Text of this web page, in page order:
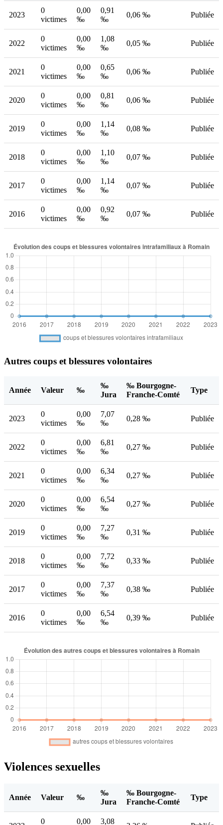
2023
0
victimes
0,00
‰
0,91
‰
0,06 ‰ Publiée
2022
0
victimes
0,00
‰
1,08
‰
0,05 ‰ Publiée
2021
0
victimes
0,00
‰
0,65
‰
0,06 ‰ Publiée
2020
0
victimes
0,00
‰
0,81
‰
0,06 ‰ Publiée
2019
0
victimes
0,00
‰
1,14
‰
0,08 ‰ Publiée
2018
0
victimes
0,00
‰
1,10
‰
0,07 ‰ Publiée
2017
0
victimes
0,00
‰
1,14
‰
0,07 ‰ Publiée
2016
0
victimes
0,00
‰
0,92
‰
0,07 ‰ Publiée
Autres coups et blessures volontaires
Année Valeur ‰
‰
Jura
‰ Bourgogne-
Franche-Comté
Type
2023
0
victimes
0,00
‰
7,07
‰
0,28 ‰ Publiée
2022
0
victimes
0,00
‰
6,81
‰
0,27 ‰ Publiée
2021
0
victimes
0,00
‰
6,34
‰
0,27 ‰ Publiée
2020
0
victimes
0,00
‰
6,54
‰
0,27 ‰ Publiée
2019
0
victimes
0,00
‰
7,27
‰
0,31 ‰ Publiée
2018
0
victimes
0,00
‰
7,72
‰
0,33 ‰ Publiée
2017
0
victimes
0,00
‰
7,37
‰
0,38 ‰ Publiée
2016
0
victimes
0,00
‰
6,54
‰
0,39 ‰ Publiée
Violences sexuelles
Année Valeur ‰
‰
Jura
‰ Bourgogne-
Franche-Comté
Type
0
0,00
3,08